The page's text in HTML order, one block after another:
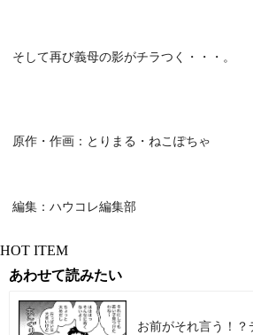
そして再び義母の影がチラつく・・・。
原作・作画：とりまる・ねこぽちゃ
編集：ハウコレ編集部
HOT ITEM
あわせて読みたい
お前がそれ言う！？